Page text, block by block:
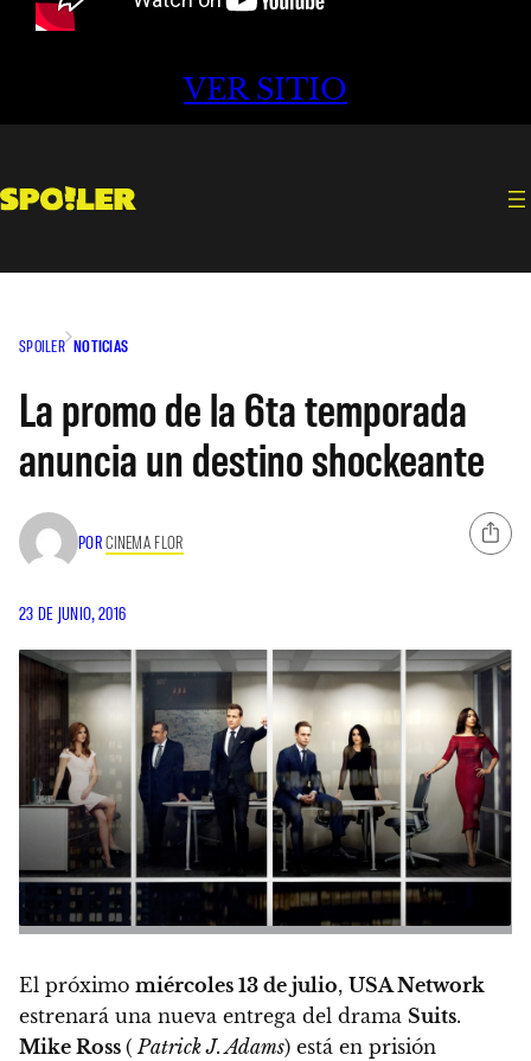
VER SITIO
SPOILER NOTICIAS
La promo de la 6ta temporada
anuncia un destino shockeante
PORCINEMA FLOR
23 DE JUNIO, 2016
El próximo miércoles 13 de julio, USA Network
estrenará una nueva entrega del drama Suits.
Mike Ross (Patrick J. Adams) está en prisión